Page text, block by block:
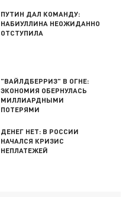
ПУТИН ДАЛ КОМАНДУ:
НАБИУЛЛИНА НЕОЖИДАННО
ОТСТУПИЛА
"ВАЙЛДБЕРРИЗ" В ОГНЕ:
ЭКОНОМИЯ ОБЕРНУЛАСЬ
МИЛЛИАРДНЫМИ
ПОТЕРЯМИ
ДЕНЕГ НЕТ: В РОССИИ
НАЧАЛСЯ КРИЗИС
НЕПЛАТЕЖЕЙ